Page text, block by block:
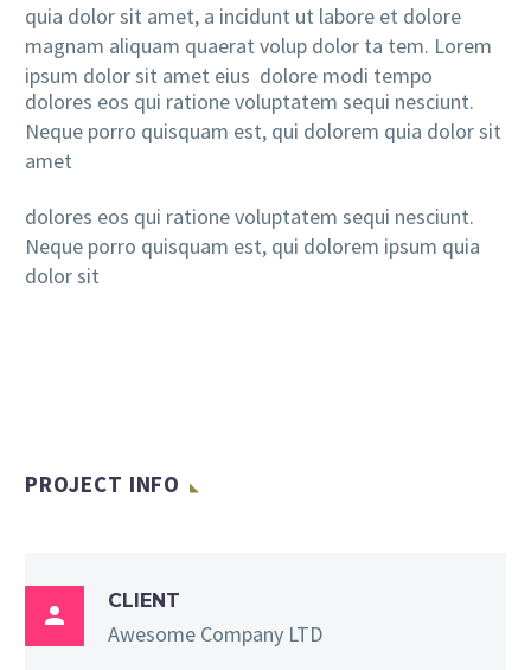
quia dolor sit amet, a incidunt ut labore et dolore
magnam aliquam quaerat volup dolor ta tem. Lorem
ipsum dolor sit amet eius dolore modi tempo
dolores eos qui ratione voluptatem sequi nesciunt.
Neque porro quisquam est, qui dolorem quia dolor sit
amet
dolores eos qui ratione voluptatem sequi nesciunt.
Neque porro quisquam est, qui dolorem ipsum quia
dolor sit
PROJECT INFO

CLIENT
Awesome Company LTD